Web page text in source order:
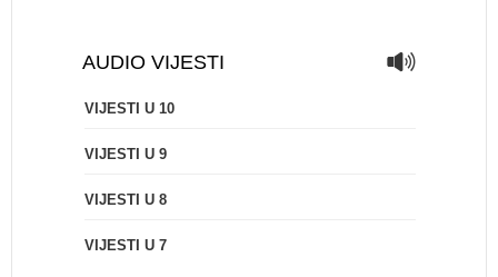
AUDIO VIJESTI
VIJESTI U 10
VIJESTI U 9
VIJESTI U 8
VIJESTI U 7